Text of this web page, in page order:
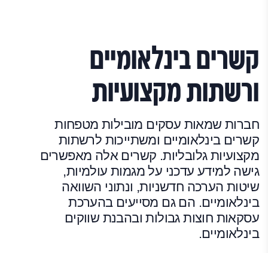
קשרים בינלאומיים
ורשתות מקצועיות
חברות שמאות עסקים מובילות מטפחות
קשרים בינלאומיים ומשתייכות לרשתות
מקצועיות גלובליות. קשרים אלה מאפשרים
גישה למידע עדכני על מגמות עולמיות,
שיטות הערכה חדשניות, ונתוני השוואה
בינלאומיים. הם גם מסייעים בהערכת
עסקאות חוצות גבולות ובהבנת שווקים
בינלאומיים.